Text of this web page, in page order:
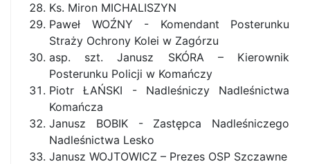
Ks. Miron MICHALISZYN
Paweł WOŹNY - Komendant Posterunku
Straży Ochrony Kolei w Zagórzu
asp. szt. Janusz SKÓRA – Kierownik
Posterunku Policji w Komańczy
Piotr ŁAŃSKI - Nadleśniczy Nadleśnictwa
Komańcza
Janusz BOBIK - Zastępca Nadleśniczego
Nadleśnictwa Lesko
Janusz WOJTOWICZ – Prezes OSP Szczawne